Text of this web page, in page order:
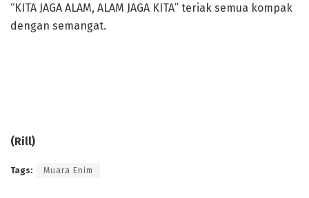
“KITA JAGA ALAM, ALAM JAGA KITA” teriak semua kompak
dengan semangat.
(Rill)
Tags: Muara Enim